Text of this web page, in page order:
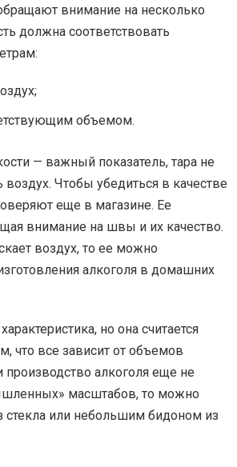
внимание на несколько
должна соответствовать
объемом.
— важный показатель, тара не
Чтобы убедиться в качестве
еще в магазине. Ее
внимание на швы и их качество.
воздух, то ее можно
алкоголя в домашних
но она считается
что все зависит от объемов
производство алкоголя еще не
масштабов, то можно
стекла или небольшим бидоном из